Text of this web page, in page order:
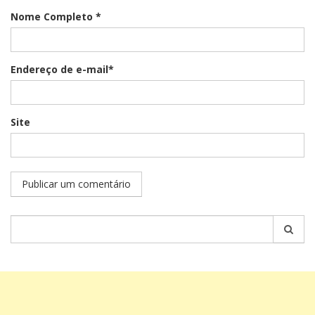
Nome Completo *
Endereço de e-mail*
Site